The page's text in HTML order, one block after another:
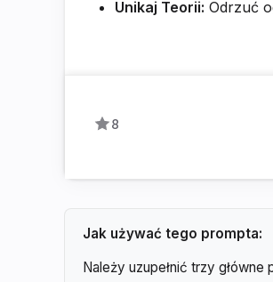
Unikaj Teorii: Odrzuć
8
Jak używać tego prompta:
Należy uzupełnić trzy